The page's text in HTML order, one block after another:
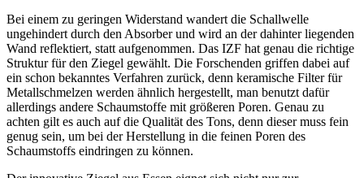
Bei einem zu geringen Widerstand wandert die Schallwelle
ungehindert durch den Absorber und wird an der dahinter liegenden
Wand reflektiert, statt aufgenommen. Das IZF hat genau die richtige
Struktur für den Ziegel gewählt. Die Forschenden griffen dabei auf
ein schon bekanntes Verfahren zurück, denn keramische Filter für
Metallschmelzen werden ähnlich hergestellt, man benutzt dafür
allerdings andere Schaumstoffe mit größeren Poren. Genau zu
achten gilt es auch auf die Qualität des Tons, denn dieser muss fein
genug sein, um bei der Herstellung in die feinen Poren des
Schaumstoffs eindringen zu können.